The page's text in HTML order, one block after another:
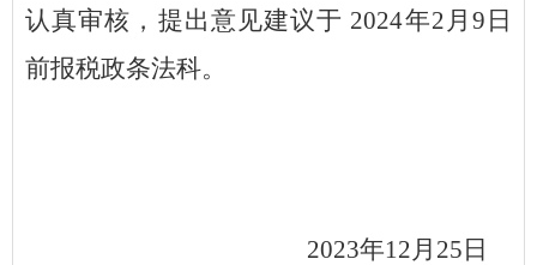
认真审核，提出意见建议于 2024年2 月 9 日
前报税政条法科。
2023年12月25日